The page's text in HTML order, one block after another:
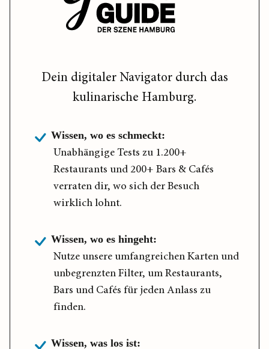
Dein digitaler Navigator durch das
kulinarische Hamburg.
Wissen, wo es schmeckt:
Unabhängige Tests zu 1.200+
Restaurants und 200+ Bars & Cafés
verraten dir, wo sich der Besuch
wirklich lohnt.
Wissen, wo es hingeht:
Nutze unsere umfangreichen Karten und
unbegrenzten Filter, um Restaurants,
Bars und Cafés für jeden Anlass zu
finden.
Wissen, was los ist: